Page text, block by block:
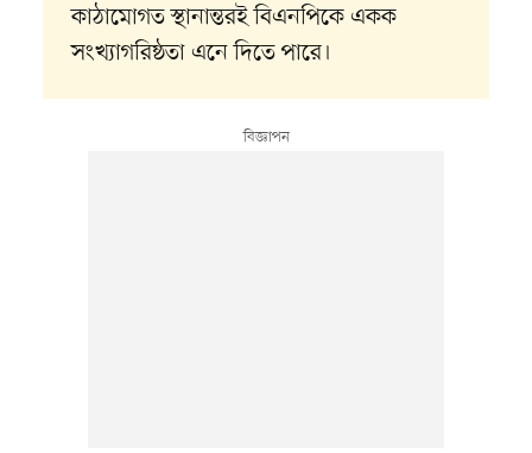
কাঠামোগত স্থানান্তরই বিএনপিকে একক
সংখ্যাগরিষ্ঠতা এনে দিতে পারে।